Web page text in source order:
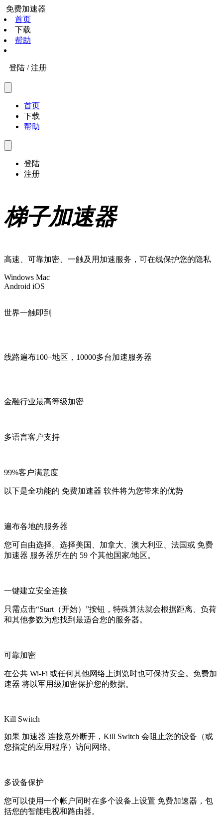
免费加速器
首页
下载
帮助
登陆 / 注册
首页
下载
帮助
登陆
注册
梯子加速器
高速、可靠加密、一触及用加速服务，可在线保护您的隐私
Windows Mac
Android iOS
世界一触即到
线路遍布100+地区，10000多台加速服务器
金融行业最高等级加密
多语言客户支持
99%客户满意度
以下是全功能的 免费加速器 软件将为您带来的优势
遍布各地的服务器
您可自由选择。选择美国、加拿大、澳大利亚、法国或 免费
加速器 服务器所在的 59 个其他国家/地区。
一键建立安全连接
只需点击“Start（开始）”按钮，特殊算法就会根据距离、负荷
和其他参数为您找到最适合您的服务器。
可靠加密
在公共 Wi-Fi 或任何其他网络上浏览时也可保持安全。免费加
速器 将以军用级加密保护您的数据。
Kill Switch
如果 加速器 连接意外断开，Kill Switch 会阻止您的设备（或
您指定的应用程序）访问网络。
多设备保护
您可以使用一个帐户同时在多个设备上设置 免费加速器，包
括您的智能电视和路由器。